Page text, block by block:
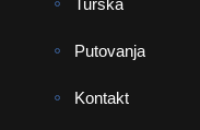
Turska
Putovanja
Kontakt